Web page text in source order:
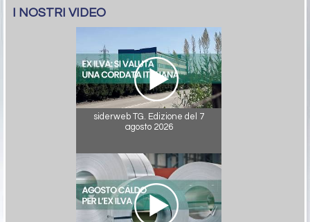
I NOSTRI VIDEO
siderweb TG. Edizione del 7
agosto 2026